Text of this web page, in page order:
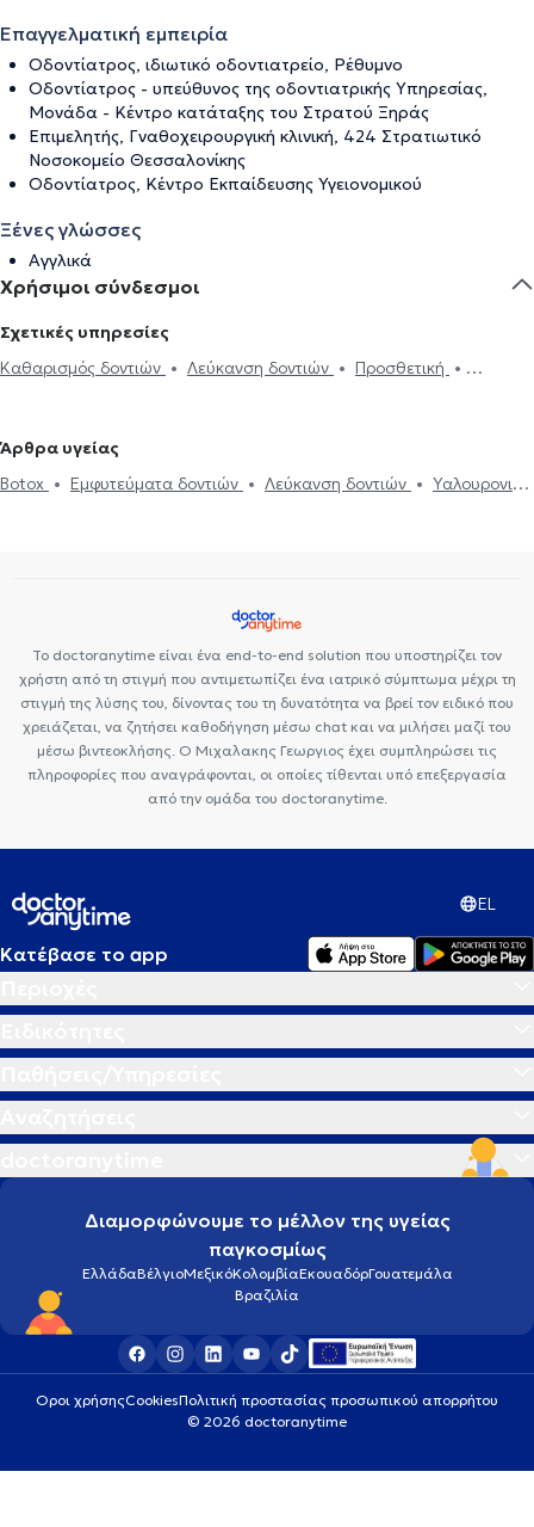
Επαγγελματική εμπειρία
Οδοντίατρος, ιδιωτικό οδοντιατρείο, Ρέθυμνο
Οδοντίατρος - υπεύθυνος της οδοντιατρικής Υπηρεσίας,
Μονάδα - Κέντρο κατάταξης του Στρατού Ξηράς
Επιμελητής, Γναθοχειρουργική κλινική, 424 Στρατιωτικό
Νοσοκομείο Θεσσαλονίκης
Οδοντίατρος, Κέντρο Εκπαίδευσης Υγειονομικού
Ξένες γλώσσες
Αγγλικά
Χρήσιμοι σύνδεσμοι
Σχετικές υπηρεσίες
Καθαρισμός δοντιών
Λεύκανση δοντιών
Προσθετική
Απονεύρωση
στοματίτιδα
Υαλουρονικό Οξύ - Fillers Όψεις ρητίνης
Όψεις
Άρθρα υγείας
Botox
Εμφυτεύματα δοντιών Λεύκανση δοντιών
Υαλουρονικό
Το doctoranytime είναι ένα end-to-end solution που υποστηρίζει τον
χρήστη από τη στιγμή που αντιμετωπίζει ένα ιατρικό σύμπτωμα μέχρι τη
στιγμή της λύσης του, δίνοντας του τη δυνατότητα να βρεί τον ειδικό που
χρειάζεται, να ζητήσει καθοδήγηση μέσω chat και να μιλήσει μαζί του
μέσω βιντεοκλήσης. Ο Μιχαλακης Γεωργιος έχει συμπληρώσει τις
πληροφορίες που αναγράφονται, οι οποίες τίθενται υπό επεξεργασία
από την ομάδα του doctoranytime.
EL
Κατέβασε το app
Διαμορφώνουμε το μέλλον της υγείας
παγκοσμίως
ΕλλάδαΒέλγιοΜεξικόΚολομβίαΕκουαδόρΓουατεμάλα
Βραζιλία
Οροι χρήσηςCookiesΠολιτική προστασίας προσωπικού απορρήτου
© 2026 doctoranytime